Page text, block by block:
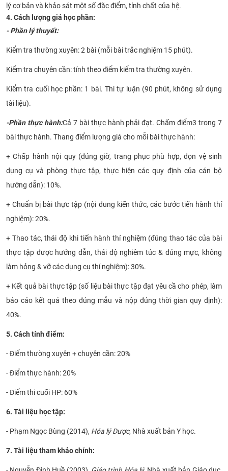
lý cơ bản và khảo sát một số đặc điểm, tính chất của hệ.
4. Cách lượng giá học phần:
- Phần lý thuyết:
Kiểm tra thường xuyên: 2 bài (mỗi bàitrắc nghiệm 15 phút).
Kiểm tra chuyên cần: tính theo điểm kiểm tra thường xuyên.
Kiểm tra cuối học phần: 1 bài. Thi tự luận (90 phút, không sử dụng
tài liệu).
-Phần thực hành:Cả 7 bài thực hành phải đạt. Chấm điểm3 trong 7
bài thực hành. Thang điểm lượng giá cho mỗi bài thực hành:
+ Chấp hành nội quy (đúng giờ, trang phục phù hợp, dọn vệ sinh
dụng cụ và phòng thực tập, thực hiện các quy định của cán bộ
hướng dẫn): 10%.
+Chuẩn bị bài thực tập (nội dung kiến thức, các bước tiến hành thí
nghiệm): 20%.
+Thao tác, thái độkhi tiến hành thí nghiệm (đúng thao tác của bài
thực tập được hướng dẫn, thái độ nghiêm túc & đúng mực, không
làm hỏng & vỡ các dụng cụ thí nghiệm): 30%.
+ Kết quả bài thực tập (số liệu bài thực tập đạt yêu cầ cho phép, làm
báo cáo kết quả theo đúng mẫu và nộp đúng thời gian quy định):
40%.
​5​. Cách tính điểm:
- Điểm thường xuyên + chuyên cần:20%
- Điểm thực hành:20%
- Điểm thi cuối HP: 60%
6. Tài liệu học tập:
- Phạm Ngọc Bùng (2014), Hóa lý Dược, Nhà xuất bản Y học.
7. Tài liệu tham khảo chính: